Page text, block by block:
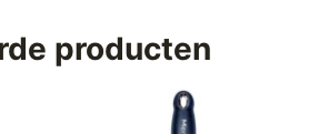
producten